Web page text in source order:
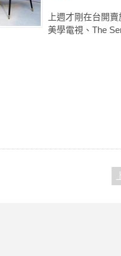
上週才剛在台開
美學電視、The